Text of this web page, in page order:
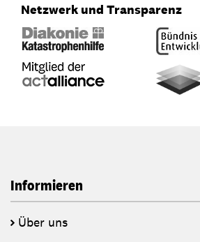
Netzwerk und Transparenz
Informieren
Über uns